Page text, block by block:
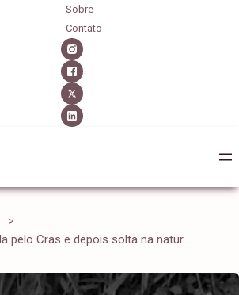
Sobre
Contato
Onça Miranda, tratada pelo Cras e depois solta na natureza, aparece com filhote no Pantanal